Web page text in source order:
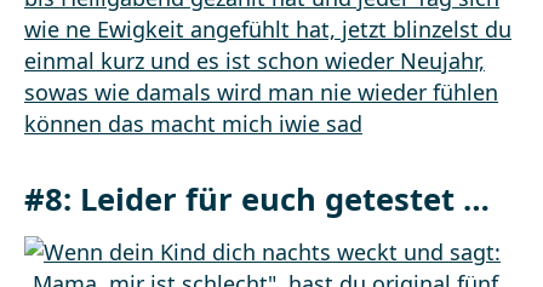
#8: Leider für euch getestet …